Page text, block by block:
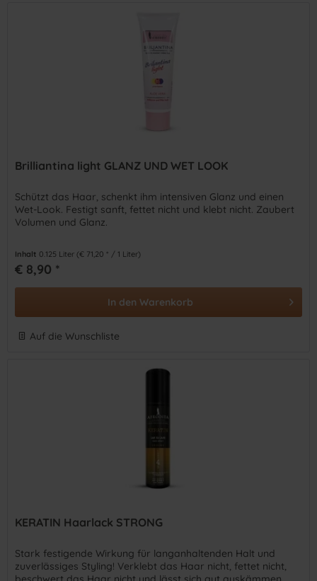
Brilliantina light GLANZ UND WET LOOK
Schützt das Haar, schenkt ihm intensiven Glanz und einen
Wet-Look. Festigt sanft, fettet nicht und klebt nicht. Zaubert
Volumen und Glanz.
Inhalt 0.125 Liter (€ 71,20 * / 1 Liter)
€ 8,90 *
In den Warenkorb
Auf die Wunschliste
KERATIN Haarlack STRONG
Stark festigende Wirkung für langanhaltenden Halt und
zuverlässiges Styling! Verklebt das Haar nicht, fettet nicht,